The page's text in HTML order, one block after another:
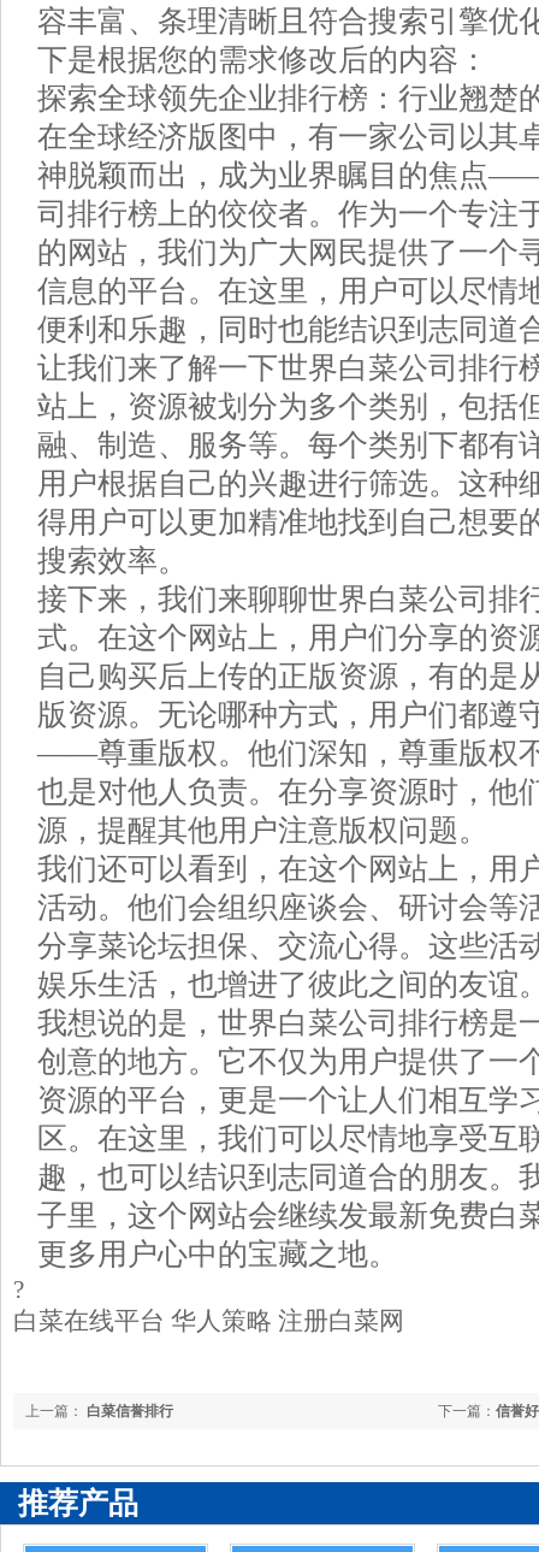
容丰富、条理清晰且符合搜索引擎优
下是根据您的需求修改后的内容：
探索全球领先企业排行榜：行业翘楚
在全球经济版图中，有一家公司以其
神脱颖而出，成为业界瞩目的焦点
司排行榜上的佼佼者。作为一个专注
的网站，我们为广大网民提供了一个
信息的平台。在这里，用户可以尽情
便利和乐趣，同时也能结识到志同道
让我们来了解一下世界白菜公司排行
站上，资源被划分为多个类别，包括
融、制造、服务等。每个类别下都有
用户根据自己的兴趣进行筛选。这种
得用户可以更加精准地找到自己想要
搜索效率。
接下来，我们来聊聊世界白菜公司排
式。在这个网站上，用户们分享的资
自己购买后上传的正版资源，有的是
版资源。无论哪种方式，用户们都遵
——尊重版权。他们深知，尊重版权
也是对他人负责。在分享资源时，他
源，提醒其他用户注意版权问题。
我们还可以看到，在这个网站上，用
活动。他们会组织座谈会、研讨会等
分享菜论坛担保、交流心得。这些活
娱乐生活，也增进了彼此之间的友谊
我想说的是，世界白菜公司排行榜是
创意的地方。它不仅为用户提供了一
资源的平台，更是一个让人们相互学
区。在这里，我们可以尽情地享受互
趣，也可以结识到志同道合的朋友。
子里，这个网站会继续发最新免费白
更多用户心中的宝藏之地。
?
白菜在线平台 华人策略 注册白菜网
下一篇： 信誉
上一篇： 白菜信誉排行
推荐产品